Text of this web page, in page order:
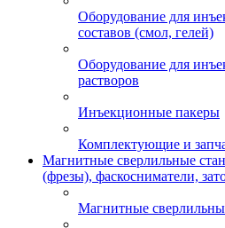
Оборудование для
составов (смол, гелей)
Оборудование для
растворов
Инъекционные пакеры
Комплектующие и
Магнитные сверлильные
(фрезы), фаскосниматели,
Магнитные